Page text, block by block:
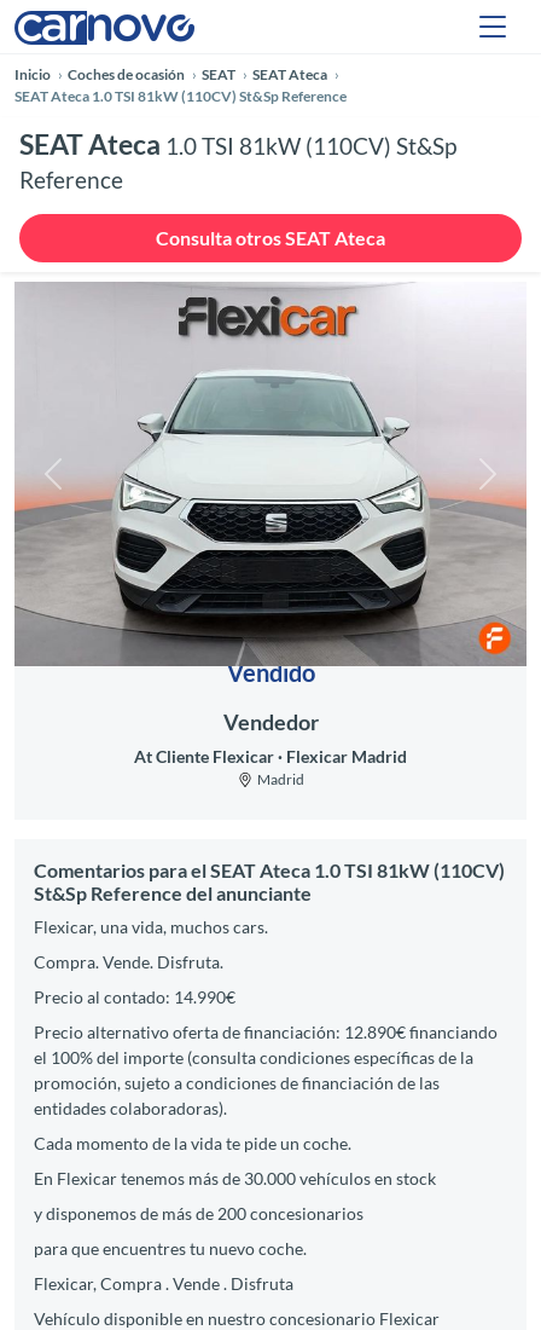
Inicio Coches de ocasión SEAT
SEAT Ateca
SEAT Ateca 1.0 TSI 81kW (110CV) St&Sp Reference
SEAT Ateca 1.0 TSI 81kW (110CV) St&Sp
Reference
Consulta otros SEAT Ateca
Anterior
Vendido
Vendedor
At Cliente Flexicar Flexicar Madrid
Madrid
Comentarios para el SEAT Ateca 1.0 TSI 81kW (110CV)
St&Sp Reference del anunciante
Flexicar, una vida, muchos cars.
Compra. Vende. Disfruta.
Precio al contado: 14.990€
Precio alternativo oferta de financiación: 12.890€ financiando
el 100% del importe (consulta condiciones específicas de la
promoción, sujeto a condiciones de financiación de las
entidades colaboradoras).
Cada momento de la vida te pide un coche.
En Flexicar tenemos más de 30.000 vehículos en stock
y disponemos de más de 200 concesionarios
para que encuentres tu nuevo coche.
Flexicar, Compra . Vende . Disfruta
Vehículo disponible en nuestro concesionario Flexicar